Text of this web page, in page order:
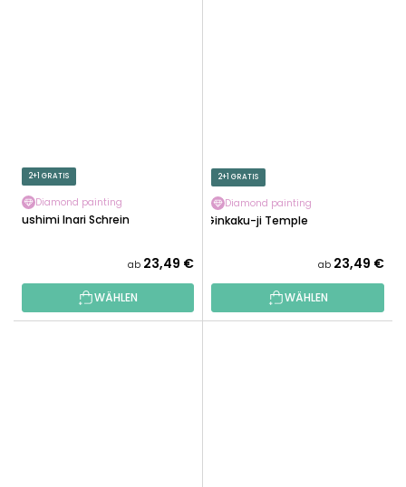
2+1 GRATIS
Diamond painting
Fushimi Inari Schrein
ab 23,49 €
WÄHLEN
2+1 GRATIS
Diamond painting
Ginkaku-ji Temple
ab 23,49 €
WÄHLEN